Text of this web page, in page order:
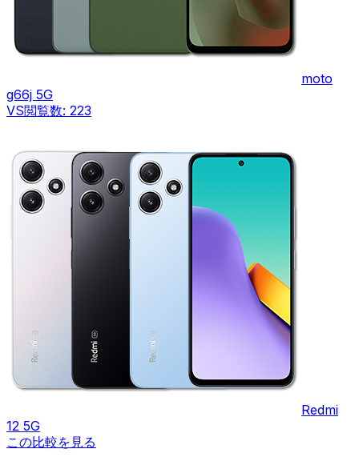
moto
g66j 5G
VS閲覧数: 223
Redmi
12 5G
この比較を見る